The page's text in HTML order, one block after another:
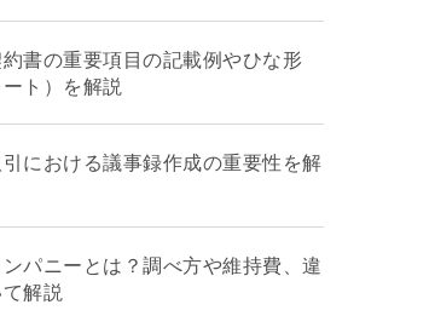
書の重要項目の記載例やひな形
ート）を解説
における議事録作成の重要性を解
パニーとは？調べ方や維持費、違
解説